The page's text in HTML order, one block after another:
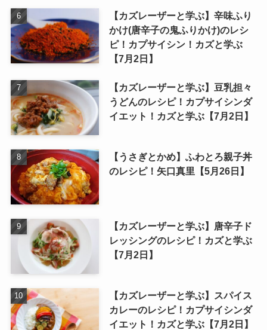
【カズレーザーと学ぶ】辛味ふり
かけ(唐辛子の鬼ふりかけ)のレシ
ピ！カプサイシン！カズと学ぶ
【7月2日】
【カズレーザーと学ぶ】豆乳担々
うどんのレシピ！カプサイシンダ
イエット！カズと学ぶ【7月2日】
【うさぎとかめ】ふわとろ親子丼
のレシピ！矢口真里【5月26日】
【カズレーザーと学ぶ】唐辛子ド
レッシングのレシピ！カズと学ぶ
【7月2日】
【カズレーザーと学ぶ】スパイス
カレーのレシピ！カプサイシンダ
イエット！カズと学ぶ【7月2日】